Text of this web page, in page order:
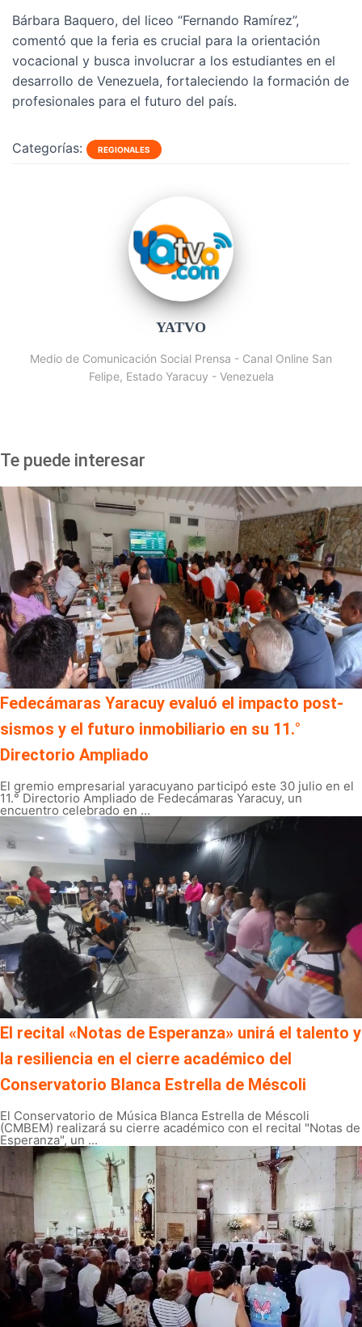
Bárbara Baquero, del liceo “Fernando Ramírez”,
comentó que la feria es crucial para la orientación
vocacional y busca involucrar a los estudiantes en el
desarrollo de Venezuela, fortaleciendo la formación de
profesionales para el futuro del país.
Categorías: REGIONALES
YATVO
Medio de Comunicación Social Prensa - Canal Online San
Felipe, Estado Yaracuy - Venezuela
Te puede interesar
Fedecámaras Yaracuy evaluó el impacto post-
sismos y el futuro inmobiliario en su 11.°
Directorio Ampliado
El gremio empresarial yaracuyano participó este 30 julio en el
11.° Directorio Ampliado de Fedecámaras Yaracuy, un
encuentro celebrado en ...
El recital «Notas de Esperanza» unirá el talento y
la resiliencia en el cierre académico del
Conservatorio Blanca Estrella de Méscoli
El Conservatorio de Música Blanca Estrella de Méscoli
(CMBEM) realizará su cierre académico con el recital "Notas de
Esperanza", un ...